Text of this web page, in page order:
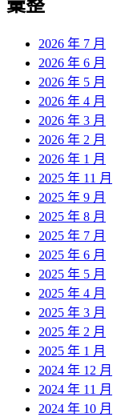
彙整
2026 年 7 月
2026 年 6 月
2026 年 5 月
2026 年 4 月
2026 年 3 月
2026 年 2 月
2026 年 1 月
2025 年 11 月
2025 年 9 月
2025 年 8 月
2025 年 7 月
2025 年 6 月
2025 年 5 月
2025 年 4 月
2025 年 3 月
2025 年 2 月
2025 年 1 月
2024 年 12 月
2024 年 11 月
2024 年 10 月